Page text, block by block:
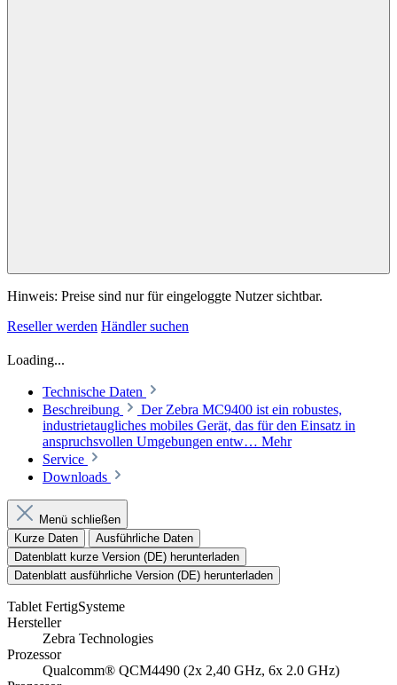
Hinweis: Preise sind nur für eingeloggte Nutzer sichtbar.
Reseller werden Händler suchen
Loading...
Technische Daten
Beschreibung
Der Zebra MC9400 ist ein robustes,
industrietaugliches mobiles Gerät, das für den Einsatz in
anspruchsvollen Umgebungen entw… Mehr
Service
Downloads
Menü schließen
Kurze Daten
Ausführliche Daten
Datenblatt kurze Version (DE) herunterladen
Datenblatt ausführliche Version (DE) herunterladen
Tablet FertigSysteme
Hersteller
Zebra Technologies
Prozessor
Qualcomm® QCM4490 (2x 2,40 GHz, 6x 2.0 GHz)